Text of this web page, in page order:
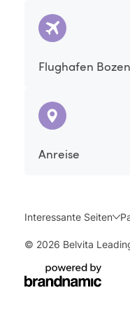
gesundheitlichen
eine Ärztin oder ein
Flughafen Bozen
Anreise
Interessante Seiten
© 2026 Belvita